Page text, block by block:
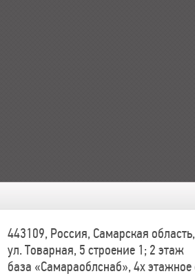
443109, Россия, Самарская
ул. Товарная, 5 строение 1; 2 этаж
база «Самараоблснаб», 4х